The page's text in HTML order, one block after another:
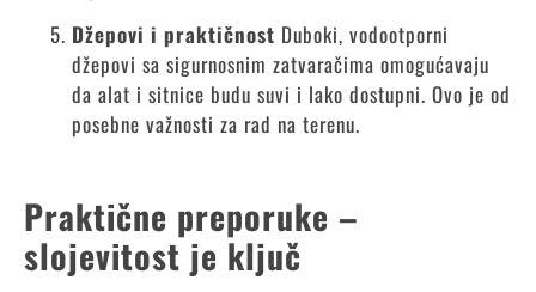
Džepovi i praktičnost Duboki, vodootporni
džepovi sa sigurnosnim zatvaračima omogućavaju
da alat i sitnice budu suvi i lako dostupni. Ovo je od
posebne važnosti za rad na terenu.
Praktične preporuke –
slojevitost je ključ